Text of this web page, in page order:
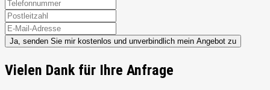
Ja, senden Sie mir kostenlos und unverbindlich mein Angebot zu
Vielen Dank für Ihre Anfrage